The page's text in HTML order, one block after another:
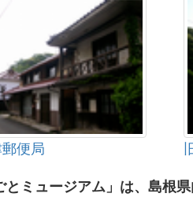
便局
とミュージアム」は、島根